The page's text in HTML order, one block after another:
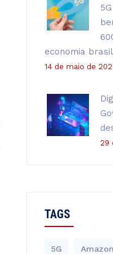
economia
14 de maio de
29
TAGS
5G Amazon